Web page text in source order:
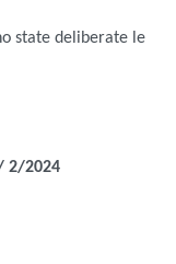
state deliberate le
2/2024